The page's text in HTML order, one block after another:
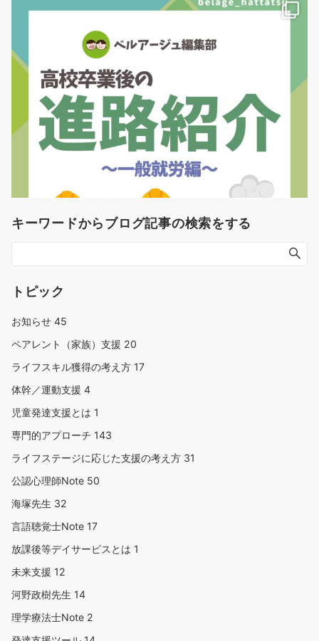
キーワードからブログ記事の検索をする
トピック
お知らせ 45
ペアレント（家族）支援 20
ライフスキル獲得の考え方 17
体幹／運動支援 4
児童発達支援とは 1
専門的アプローチ 143
ライフステージに応じた支援の考え方 31
公認心理師Note 50
海塚先生 32
言語聴覚士Note 17
放課後等デイサービスとは 1
未来支援 12
河野政樹先生 14
理学療法士Note 2